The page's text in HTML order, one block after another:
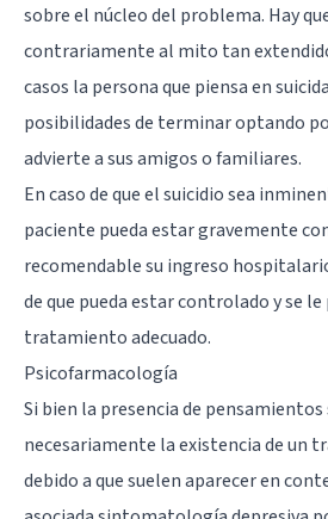
sobre el núcleo del problema. Hay
contrariamente al mito tan
casos la persona que piensa en
posibilidades de terminar optando
advierte a sus amigos o familiares.
En caso de que el suicidio sea
paciente pueda estar gravemente
recomendable su ingreso
de que pueda estar controlado y se
tratamiento adecuado.
Psicofarmacología
Si bien la presencia de
necesariamente la existencia de un
debido a que suelen aparecer en